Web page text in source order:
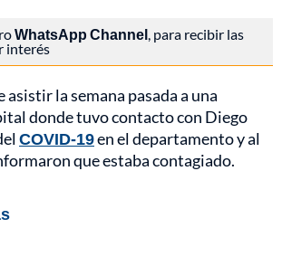
WhatsApp Channel , para recibir las
interés
asistir la semana pasada a una
donde tuvo contacto con Diego
COVID-19en el departamento y al
que estaba contagiado.